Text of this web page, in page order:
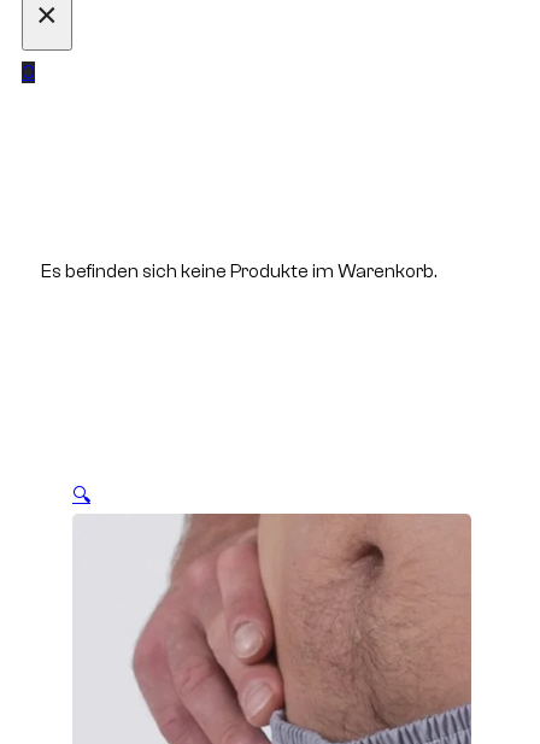
×
0
Es befinden sich keine Produkte im Warenkorb.
🔍